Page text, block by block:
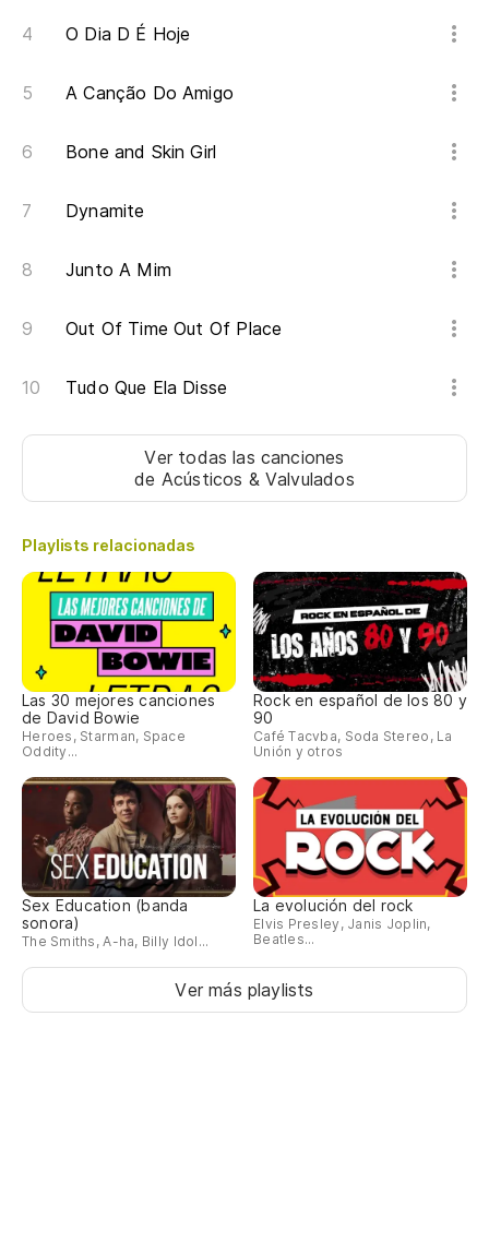
O Dia D É Hoje
A Canção Do Amigo
Bone and Skin Girl
Dynamite
Junto A Mim
Out Of Time Out Of Place
Tudo Que Ela Disse
Ver todas las canciones
de Acústicos & Valvulados
Playlists relacionadas
Las 30 mejores canciones
de David Bowie
Heroes, Starman, Space
Oddity...
Rock en español de los 80 y
90
Café Tacvba, Soda Stereo, La
Unión y otros
Sex Education (banda
sonora)
The Smiths, A-ha, Billy Idol...
La evolución del rock
Elvis Presley, Janis Joplin,
Beatles...
Ver más playlists